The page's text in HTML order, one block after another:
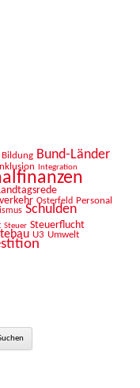
Bildung Bund-Länder
Integration
Osterfeld Personal
Schulden
Steuer Steuerflucht
U3 Umwelt